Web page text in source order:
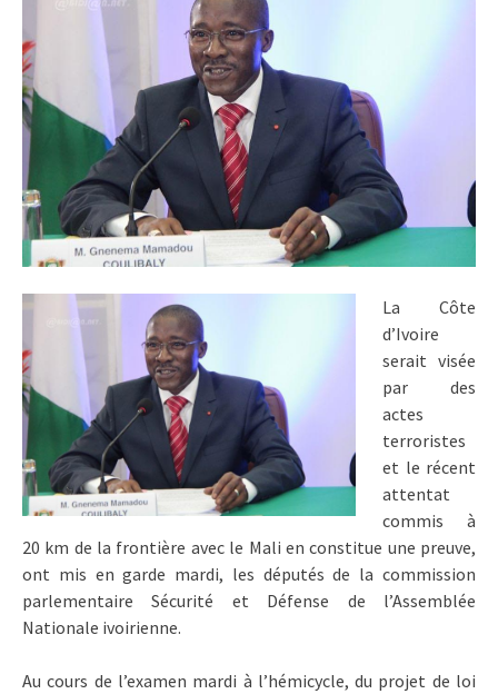
La Côte
d’Ivoire
serait visée
par des
actes
terroristes
et le récent
attentat
commis à
20 km de la frontière avec le Mali en constitue une preuve,
ont mis en garde mardi, les députés de la commission
parlementaire Sécurité et Défense de l’Assemblée
Nationale ivoirienne.
Au cours de l’examen mardi à l’hémicycle, du projet de loi